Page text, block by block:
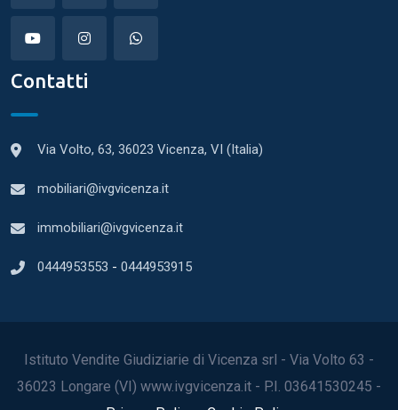
Contatti
Via Volto, 63, 36023 Vicenza, VI (Italia)
mobiliari@ivgvicenza.it
immobiliari@ivgvicenza.it
0444953553 - 0444953915
Istituto Vendite Giudiziarie di Vicenza srl - Via Volto 63 -
36023 Longare (VI) www.ivgvicenza.it - P.I. 03641530245 -